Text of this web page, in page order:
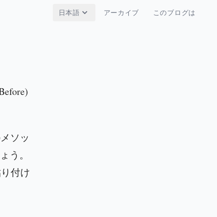
日本語 アーカイブ このブログは
ソッ
う。
付け